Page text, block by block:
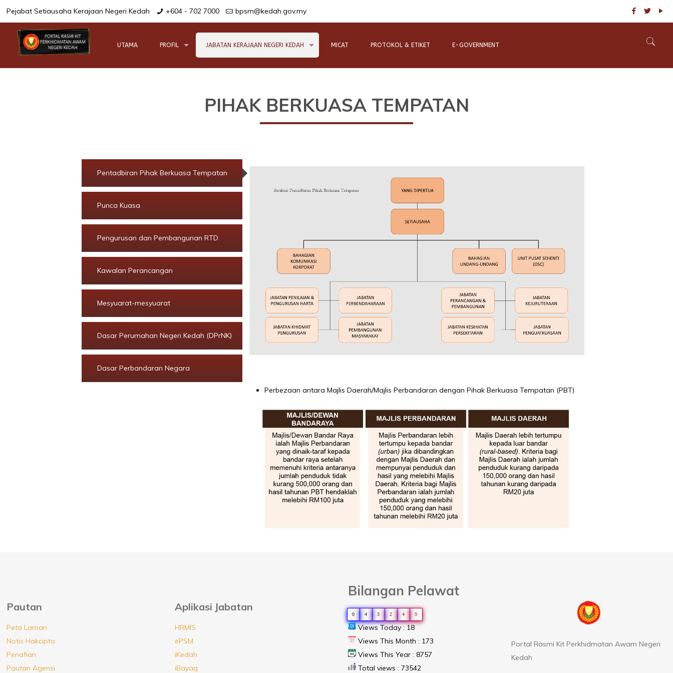
Pejabat Setiausaha Kerajaan Negeri Kedah +604 - 702 7000 bpsm@kedah.gov.my
UTAMA PROFIL JABATAN KERAJAAN NEGERI KEDAH MICAT PROTOKOL & ETIKET E-GOVERNMENT
PIHAK BERKUASA TEMPATAN
Pentadbiran Pihak Berkuasa Tempatan
Punca Kuasa
Pengurusan dan Pembangunan RTD
Kawalan Perancangan
Mesyuarat-mesyuarat
Dasar Perumahan Negeri Kedah (DPrNK)
Dasar Perbandaran Negara
Perbezaan antara Majlis Daerah/Majlis Perbandaran dengan Pihak Berkuasa Tempatan (PBT)
Pautan
Peta Laman
Notis Hakcipta
Penafian
Pautan Agensi
Aplikasi Jabatan
HRMIS
ePSM
iKedah
iBayaq
Bilangan Pelawat
0 4 3 2 4 9
Views Today : 18
Views This Month : 173
Views This Year : 8757
Total views : 73542
Portal Rasmi Kit Perkhidmatan Awam Negeri
Kedah